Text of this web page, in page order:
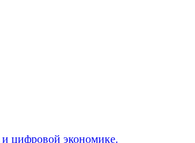
цифровой экономике.